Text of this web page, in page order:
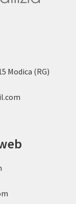
Modica (RG)